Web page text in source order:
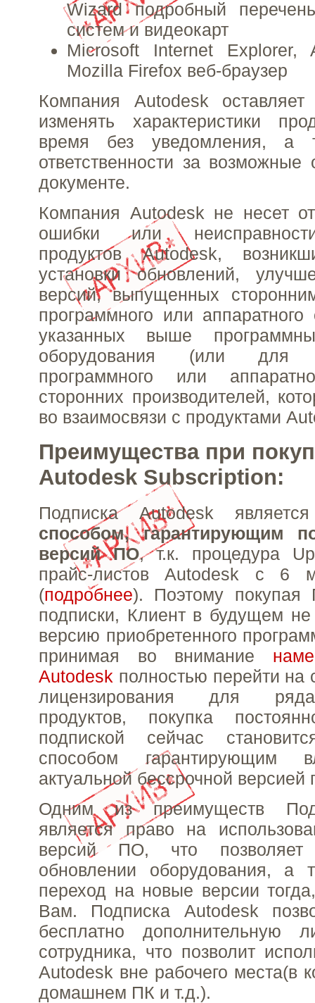
Wizard подробный
систем и видеокарт
Microsoft Internet Explorer,
Mozilla Firefox веб-браузер
Компания Autodesk
изменять характеристики
время без уведомления, а
ответственности за
документе.
Компания Autodesk не несет
ошибки или
продуктов Autodesk,
установки обновлений,
версий, выпущенных
программного или
указанных выше
оборудования (или для
программного или
сторонних производителей,
во взаимосвязи с продуктами
Преимущества при
Autodesk Subscription:
Подписка Autodesk
способом, гарантирующим
версий ПО, т.к. процедура
прайс-листов Autodesk с 6
(подробнее). Поэтому
подписки, Клиент в будущем
версию приобретенного
принимая во внимание
Autodesk полностью перейти на
лицензирования для
продуктов, покупка
подпиской сейчас
способом гарантирующим
актуальной бессрочной
Одним из преимуществ
является право на
версий ПО, что позволяет
обновлении оборудования, а
переход на новые версии
Вам. Подписка Autodesk
бесплатно дополнительную
сотрудника, что позволит
Autodesk вне рабочего места(в
домашнем ПК и т.д.).